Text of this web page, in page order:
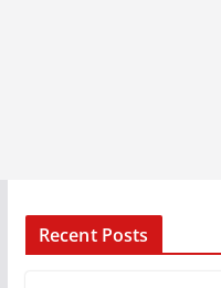
Recent Posts